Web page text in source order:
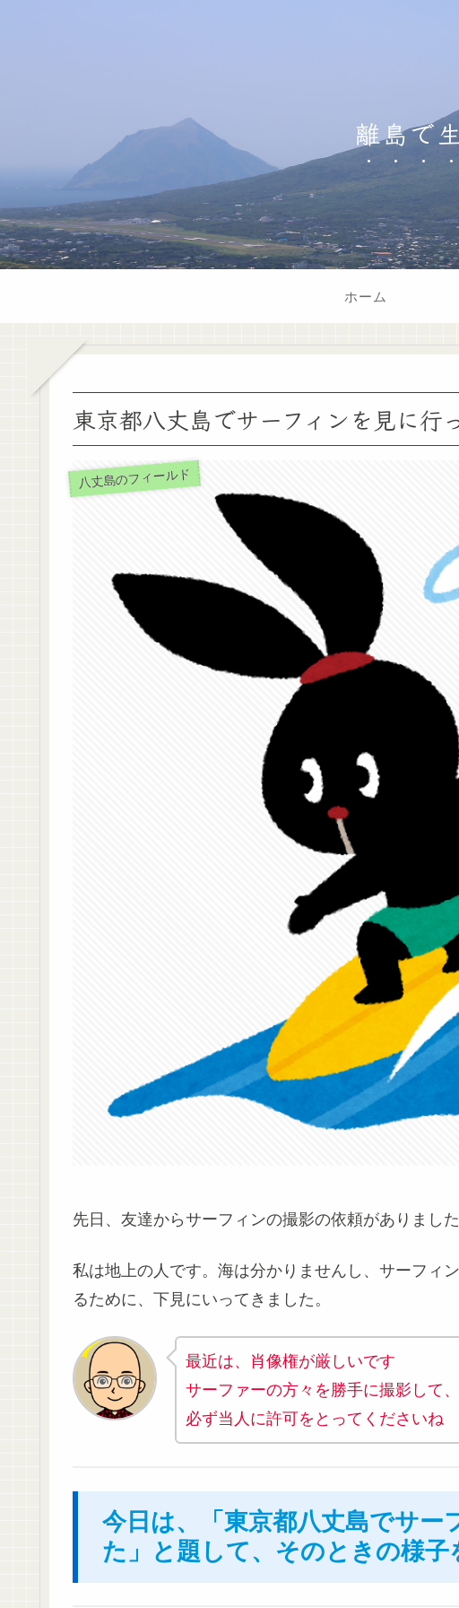
離島で
ホーム
東京都八丈島でサーフィンを見に行
八丈島のフィールド
先日、友達からサーフィンの撮影の依頼がありました
私は地上の人です。海は分かりませんし、サーフィ
るために、下見にいってきました。
最近は、肖像権が厳しいです
サーファーの方々を勝手に撮影して
必ず当人に許可をとってくださいね
今日は、「東京都八丈島でサー
た」と題して、そのときの様子